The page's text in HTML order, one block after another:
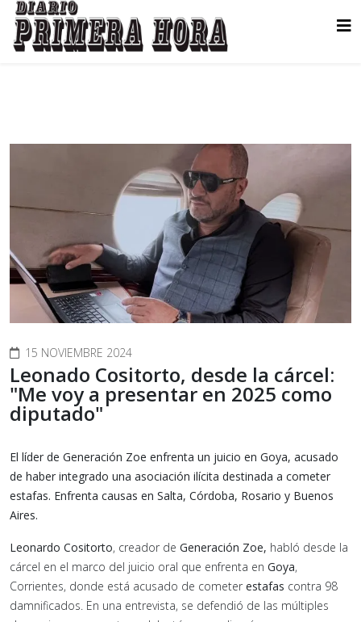
15 NOVIEMBRE 2024
Leonado Cositorto, desde la cárcel:
"Me voy a presentar en 2025 como
diputado"
El líder de Generación Zoe enfrenta un juicio en Goya, acusado
de haber integrado una asociación ilícita destinada a cometer
estafas. Enfrenta causas en Salta, Córdoba, Rosario y Buenos
Aires.
Leonardo Cositorto, creador de Generación Zoe, habló desde la
cárcel en el marco del juicio oral que enfrenta en Goya,
Corrientes, donde está acusado de cometer estafas contra 98
damnificados. En una entrevista, se defendió de las múltiples